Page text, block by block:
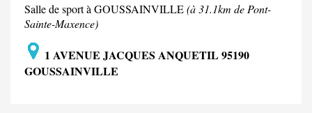
Salle de sport à GOUSSAINVILLE(à 31.1km de Pont-
Sainte-Maxence)
1 AVENUE JACQUES ANQUETIL 95190
GOUSSAINVILLE